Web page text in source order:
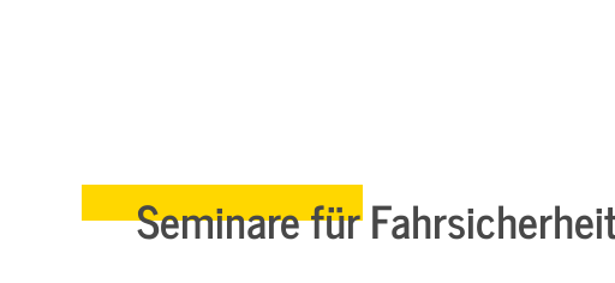
Seminare für